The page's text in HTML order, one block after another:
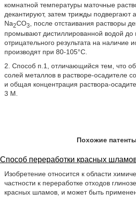
комнатной температуры маточные
декантируют, затем трижды подвергают
Na2CO3
, после отстаивания растворы
промывают дистиллированной водой до
отрицательного результата на наличие
производят при 80-105°С.
2. Способ п.1, отличающийся тем, что
солей металлов в растворе-осадителе
и общая концентрация раствора-
3 М.
Похожие
Способ переработки красных
Изобретение относится к области
частности к переработке отходов
красных шламов, и может быть